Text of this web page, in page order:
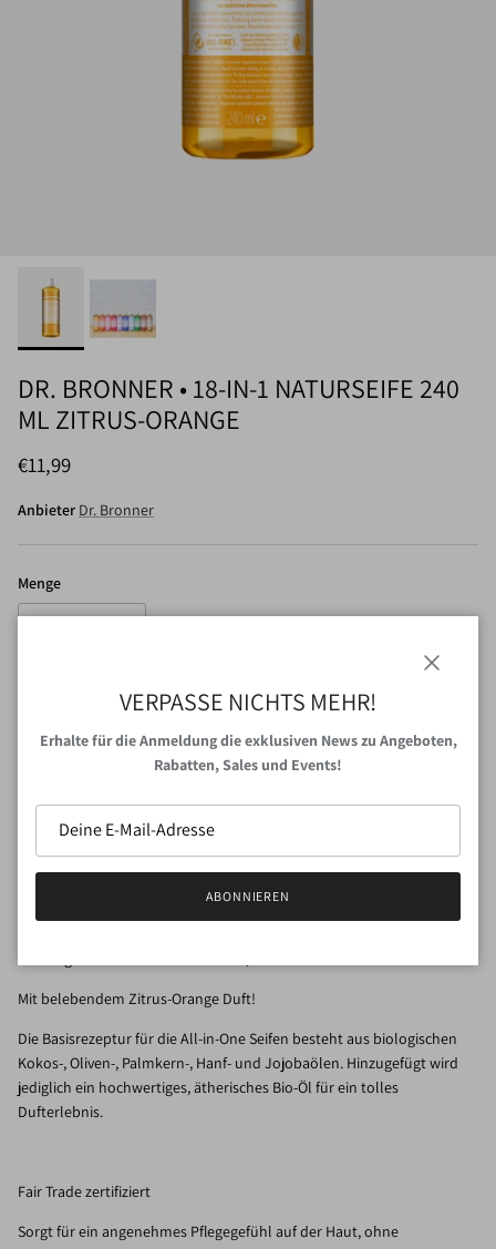
DR. BRONNER • 18-IN-1 NATURSEIFE 240
ML ZITRUS-ORANGE
Normaler Preis
€11,99
Anbieter Dr. Bronner
Menge
Abholung beiVAN NORD Store
Gewöhnlich fertig in 24 Stunden
Mit belebendem Zitrus-Orange Duft!
Die Basisrezeptur für die All-in-One Seifen besteht aus biologischen
Kokos-, Oliven-, Palmkern-, Hanf- und Jojobaölen. Hinzugefügt wird
jediglich ein hochwertiges, ätherisches Bio-Öl für ein tolles
Dufterlebnis.
Fair Trade zertifiziert
Sorgt für ein angenehmes Pflegegefühl auf der Haut, ohne
VERPASSE NICHTS MEHR!
Erhalte für die Anmeldung die exklusiven News zu Angeboten,
Rabatten, Sales und Events!
ABONNIEREN